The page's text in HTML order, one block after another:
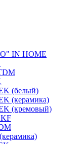
IN HOME
(белый)
(керамика)
(кремовый)